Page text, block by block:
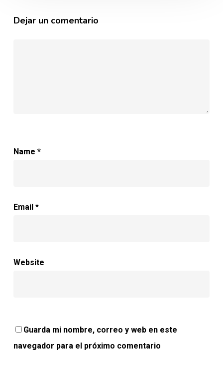
Dejar un comentario
Name *
Email *
Website
Guarda mi nombre, correo y web en este
navegador para el próximo comentario